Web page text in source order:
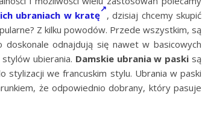
ubraniach w kratę
, dzisiaj chcemy skupić
Z kilku powodów. Przede wszystkim, są
odnajdują się nawet w basicowych
ubierania. Damskie ubrania w paski są
we francuskim stylu. Ubrania w paski
że odpowiednio dobrany, który pasuje